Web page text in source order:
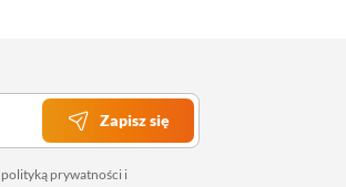
Zapisz się
polityką prywatności i